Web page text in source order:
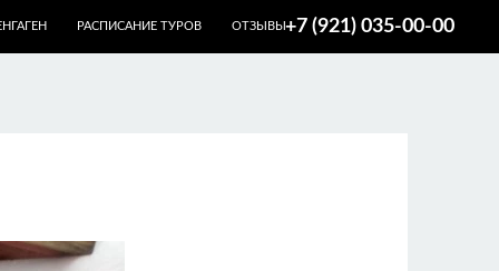
+7 (921) 035-00-00
РАСПИСАНИЕ ТУРОВ ОТЗЫВЫ